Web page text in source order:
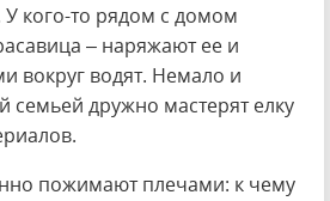
кого-то рядом с домом
– наряжают ее и
вокруг водят. Немало и
семьей дружно мастерят елку
пожимают плечами: к чему